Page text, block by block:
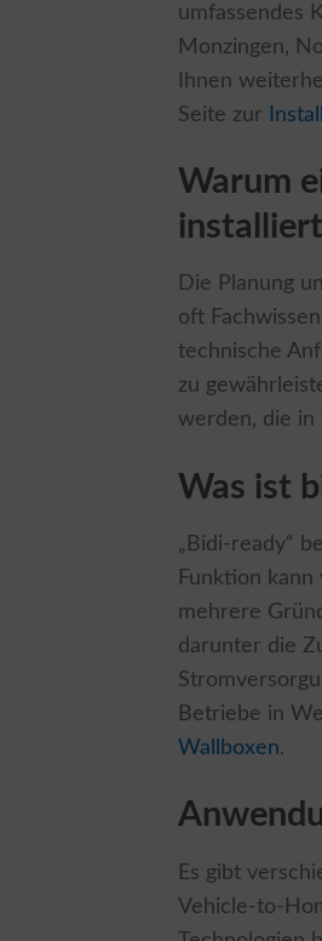
umfassendes
Monzingen,
Ihnen
Seite zur
Warum
installiert
Die Planung
oft
technische
zu
werden, die in
Was ist
„Bidi-ready“
Funktion
mehrere
darunter die
Betriebe in
Wallboxen.
Es gibt
Vehicle-to-